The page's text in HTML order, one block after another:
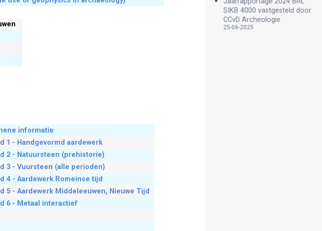
informatie
1 - Handgevormd aardewerk
2 - Natuursteen (prehistorie)
3 - Vuursteen (alle perioden)
4 - Aardewerk Romeinse tijd
5 - Aardewerk Middeleeuwen, Nieuwe Tijd
6 - Metaal interactief
SIKB 4000 vastgesteld door
CCvD Archeologie
25-06-2025